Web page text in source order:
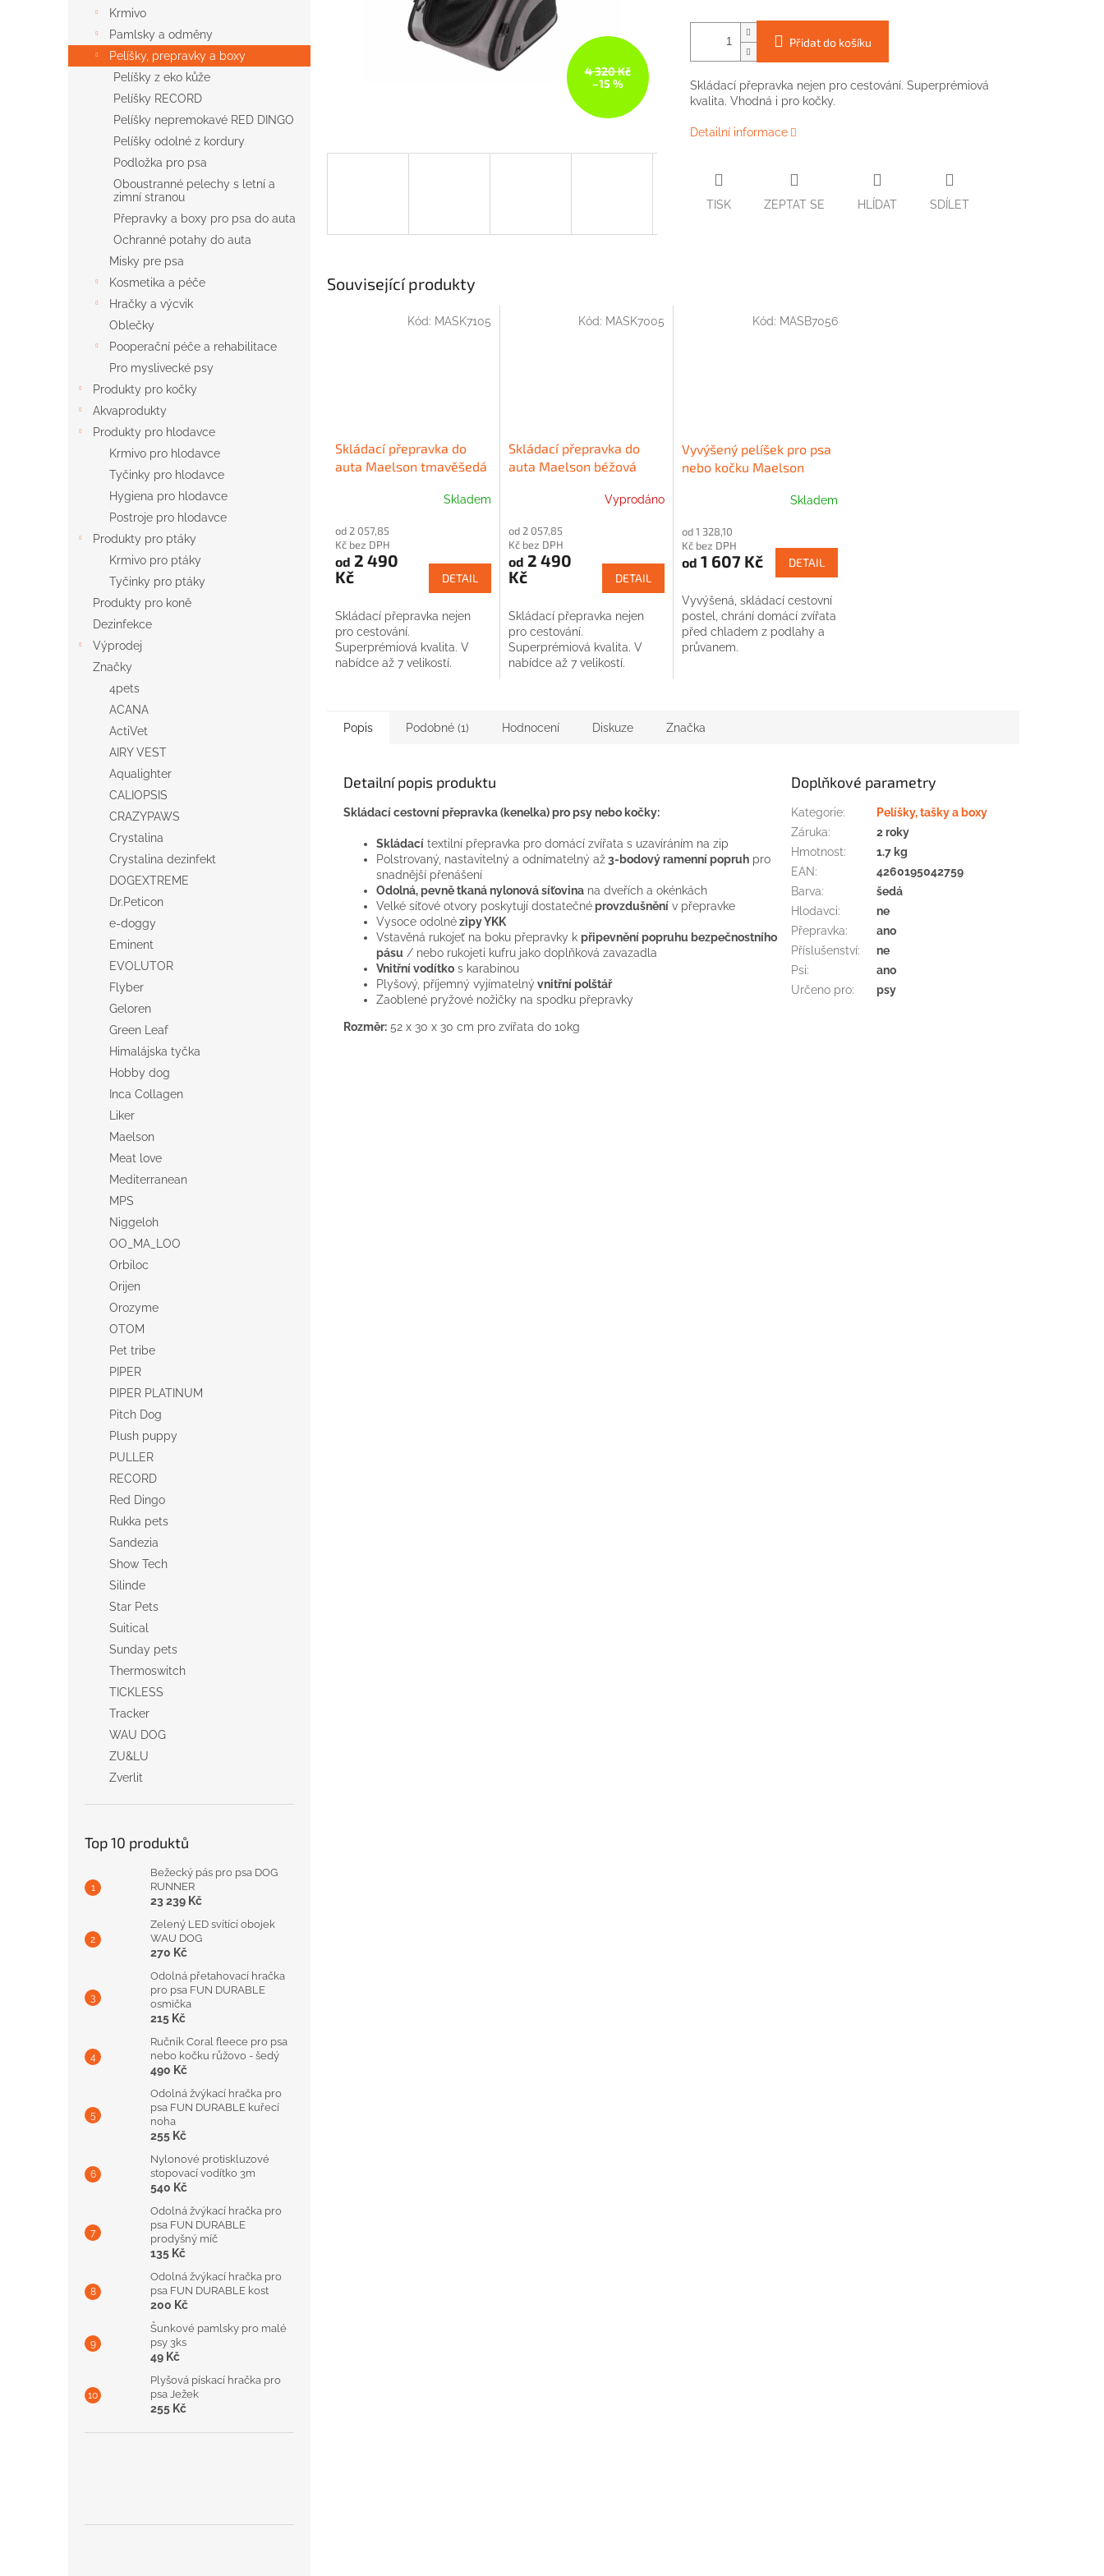
l
Krmivo
Pamlsky a odměny
Pelíšky, prepravky a boxy
Pelíšky z eko kůže
Pelíšky RECORD
Pelíšky nepremokavé RED DINGO
Pelíšky odolné z kordury
Podložka pro psa
Oboustranné pelechy s letní a
zimní stranou
Přepravky a boxy pro psa do auta
Ochranné potahy do auta
Misky pre psa
Kosmetika a péče
Hračky a výcvik
Oblečky
Pooperační péče a rehabilitace
Pro myslivecké psy
Produkty pro kočky
Akvaprodukty
Produkty pro hlodavce
Krmivo pro hlodavce
Tyčinky pro hlodavce
Hygiena pro hlodavce
Postroje pro hlodavce
Produkty pro ptáky
Krmivo pro ptáky
Tyčinky pro ptáky
Produkty pro koně
Dezinfekce
Výprodej
Značky
4pets
ACANA
ActiVet
AIRY VEST
Aqualighter
CALIOPSIS
CRAZYPAWS
Crystalina
Crystalina dezinfekt
DOGEXTREME
Dr.Peticon
e-doggy
Eminent
EVOLUTOR
Flyber
Geloren
Green Leaf
Himalájska tyčka
Hobby dog
Inca Collagen
Liker
Maelson
Meat love
Mediterranean
MPS
Niggeloh
OO_MA_LOO
Orbiloc
Orijen
Orozyme
OTOM
Pet tribe
PIPER
PIPER PLATINUM
Pitch Dog
Plush puppy
PULLER
RECORD
Red Dingo
Rukka pets
Sandezia
Show Tech
Silinde
Star Pets
Suitical
Sunday pets
Thermoswitch
TICKLESS
Tracker
WAU DOG
ZU&LU
Zverlit
Top 10 produktů
Bežecký pás pro psa DOG
RUNNER
23 239 Kč
Zelený LED svítící obojek
WAU DOG
270 Kč
Odolná přetahovací hračka
pro psa FUN DURABLE
osmička
215 Kč
Ručník Coral fleece pro psa
nebo kočku růžovo - šedý
490 Kč
Odolná žvýkací hračka pro
psa FUN DURABLE kuřecí
noha
255 Kč
Nylonové protiskluzové
stopovací vodítko 3m
540 Kč
Odolná žvýkací hračka pro
psa FUN DURABLE
prodyšný míč
135 Kč
Odolná žvýkací hračka pro
psa FUN DURABLE kost
200 Kč
Šunkové pamlsky pro malé
psy 3ks
49 Kč
Plyšová pískací hračka pro
psa Ježek
255 Kč
4 320 Kč
–15 %
Přidat do košíku
Skládací přepravka nejen pro cestování. Superprémiová
kvalita. Vhodná i pro kočky.
Detailní informace
TISK ZEPTAT SE HLÍDAT SDÍLET
Související produkty
Skládací přepravka do
auta Maelson tmavěšedá
Skladem
od 2 057,85
Kč bez DPH
od 2 490
Kč
DETAIL
Skládací přepravka nejen
pro cestování.
Superprémiová kvalita. V
nabídce až 7 velikostí.
Kód: MASK7105
Skládací přepravka do
auta Maelson béžová
Vyprodáno
od 2 057,85
Kč bez DPH
od 2 490
Kč
DETAIL
Skládací přepravka nejen
pro cestování.
Superprémiová kvalita. V
nabídce až 7 velikostí.
Kód: MASK7005
Vyvýšený pelíšek pro psa
nebo kočku Maelson
Skladem
od 1 328,10
Kč bez DPH
od 1 607 Kč DETAIL
Vyvýšená, skládací cestovní
postel, chrání domácí zvířata
před chladem z podlahy a
průvanem.
Kód: MASB7056
Popis Podobné (1) Hodnocení Diskuze Značka
Detailní popis produktu
Skládací cestovní přepravka (kenelka) pro psy nebo kočky:
Skládací textilní přepravka pro domácí zvířata s uzavíráním na zip
Polstrovaný, nastavitelný a odnímatelný až3-bodový ramenní popruh pro
snadnější přenášení
Odolná, pevně tkaná nylonová síťovina na dveřích a okénkách
Velké síťové otvory poskytují dostatečnéprovzdušnění v přepravke
Vysoce odolnézipy YKK
Vstavěná rukojeť na boku přepravky k připevnění popruhu bezpečnostního
pásu / nebo rukojeti kufru jako doplňková zavazadla
Vnitřní vodítko s karabinou
Plyšový, příjemný vyjímatelný vnitřní polštář
Zaoblené pryžové nožičky na spodku přepravky
Rozměr: 52 x 30 x 30 cm pro zvířata do 10kg
Doplňkové parametry
Kategorie:
Pelíšky, tašky a boxy
Záruka:
2 roky
Hmotnost:
1.7 kg
EAN:
4260195042759
Barva:
šedá
Hlodavci:
ne
Přepravka:
ano
Příslušenství:
ne
Psi:
ano
Určeno pro: psy